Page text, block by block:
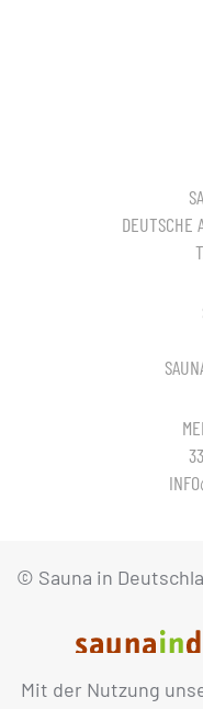
Mit der Nutzung
DEUTSCHE
© Sauna in